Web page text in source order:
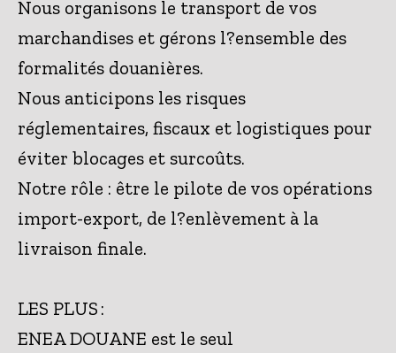
Nous organisons le transport de vos
marchandises et gérons l?ensemble des
formalités douanières.
Nous anticipons les risques
réglementaires, fiscaux et logistiques pour
éviter blocages et surcoûts.
Notre rôle : être le pilote de vos opérations
import-export, de l?enlèvement à la
livraison finale.
LES PLUS :
ENEA DOUANE est le seul